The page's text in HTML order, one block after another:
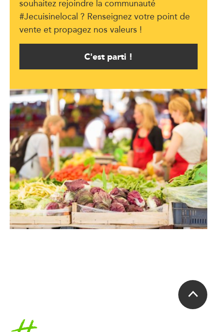
souhaitez rejoindre la communauté
#Jecuisinelocal ? Renseignez votre point de
vente et propagez nos valeurs !
C'est parti !
Accueil